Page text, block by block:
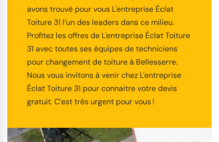
avons trouvé pour vous L'entreprise Éclat
Toiture 31 l’un des leaders dans ce milieu.
Profitez les offres de L'entreprise Éclat Toiture
31 avec toutes ses équipes de techniciens
pour changement de toiture à Bellesserre.
Nous vous invitons à venir chez L'entreprise
Éclat Toiture 31 pour connaitre votre devis
gratuit. C’est très urgent pour vous !